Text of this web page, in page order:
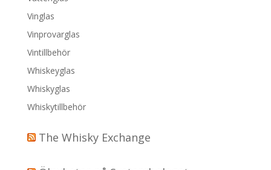
Vinglas
Vinprovarglas
Vintillbehör
Whiskeyglas
Whiskyglas
Whiskytillbehör
The Whisky Exchange